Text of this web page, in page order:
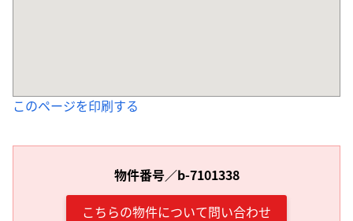
このページを印刷する
物件番号／b-7101338
こちらの物件について問い合わせ